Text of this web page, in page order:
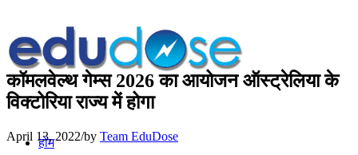
होम
कॉमलवेल्‍थ गेम्‍स 2026 का आयोजन ऑस्‍ट्रेलिया के
विक्‍टोरिया राज्‍य में होगा
April 13, 2022/by Team EduDose